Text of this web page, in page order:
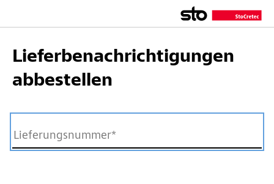
Lieferbenachrichtigungen
abbestellen